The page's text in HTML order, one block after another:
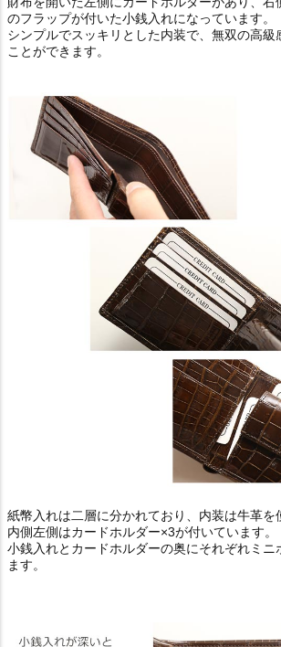
のフラップが付いた小銭入れになっています。
シンプルでスッキリとした内装で、無双の高級
ことができます。
紙幣入れは二層に分かれており、内装は牛革を
内側左側はカードホルダー×3が付いています。
小銭入れとカードホルダーの奥にそれぞれミニ
ます。